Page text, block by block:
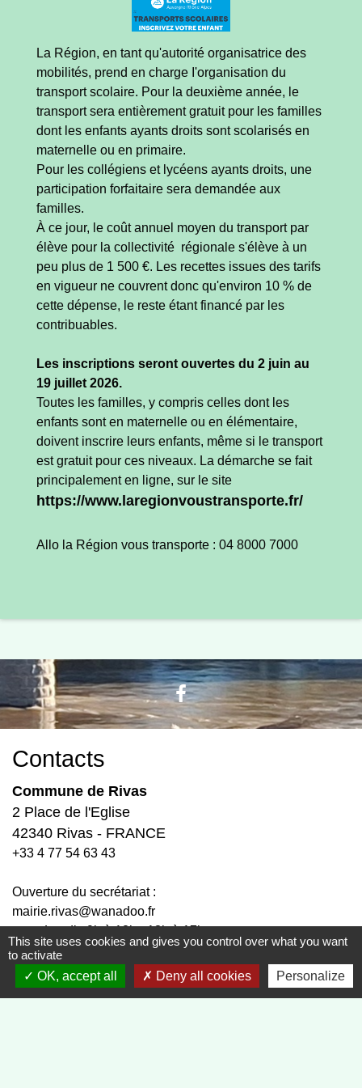
La Région, en tant qu'autorité organisatrice des
mobilités, prend en charge I'organisation du
transport scolaire. Pour la deuxième année, le
transport sera entièrement gratuit pour les familles
dont les enfants ayants droits sont scolarisés en
maternelle ou en primaire.
Pour les collégiens et lycéens ayants droits, une
participation forfaitaire sera demandée aux
familles.
À ce jour, le coût annuel moyen du transport par
élève pour la collectivité régionale s'élève à un
peu plus de 1 500 €. Les recettes issues des tarifs
en vigueur ne couvrent donc qu'environ 10 % de
cette dépense, le reste étant financé par les
contribuables.
Les inscriptions seront ouvertes du 2 juin au
19 juillet 2026.
Toutes les familles, y compris celles dont les
enfants sont en maternelle ou en élémentaire,
doivent inscrire leurs enfants, même si le transport
est gratuit pour ces niveaux. La démarche se fait
principalement en ligne, sur le site
https://www.laregionvoustransporte.fr/
Allo la Région vous transporte : 04 8000 7000
Contacts
Commune de Rivas
2 Place de l'Eglise
42340 Rivas - FRANCE
+33 4 77 54 63 43
Ouverture du secrétariat :
mairie.rivas@wanadoo.fr
Lundi : 9h à 12h - 13h à 17h.
Mardi : 9h à 12h - 13h à 17h.
Fermé le mercredi.
Jeudi : 9h à 12h - 13h à 17h.
This site uses cookies and gives you control over what you want
to activate
OK, accept all
Deny all cookies Personalize